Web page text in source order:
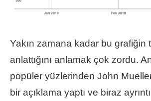
Yakın zamana kadar bu grafiğin
anlattığını anlamak çok zordu.
popüler yüzlerinden John
bir açıklama yaptı ve biraz